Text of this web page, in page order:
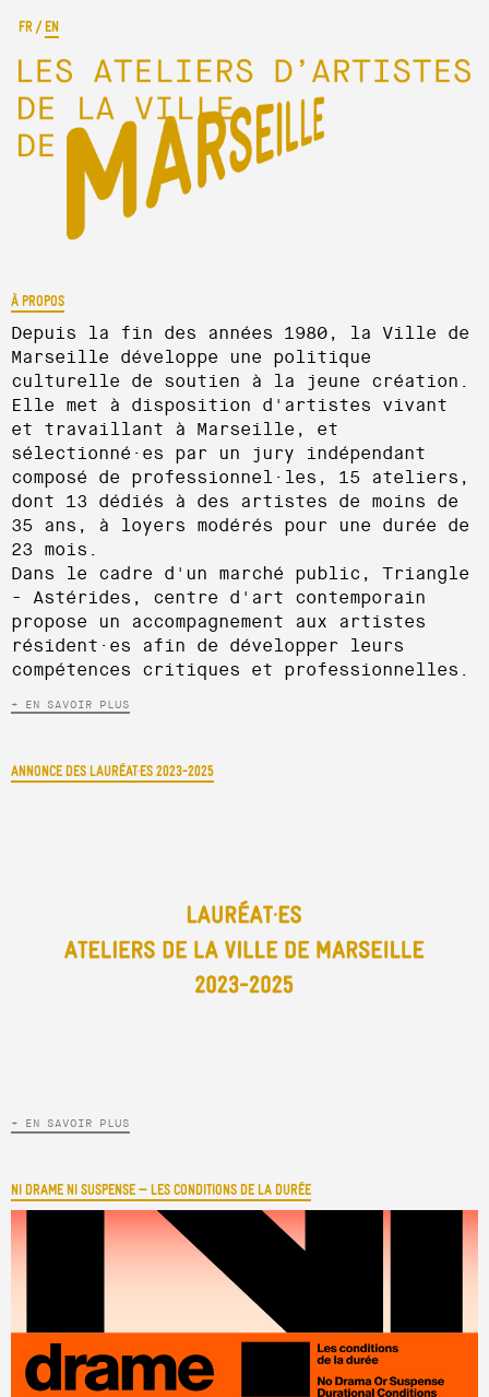
FR / EN
À PROPOS
Depuis la fin des années 1980, la Ville de
Marseille développe une politique
culturelle de soutien à la jeune création.
Elle met à disposition d'artistes vivant
et travaillant à Marseille, et
sélectionné·es par un jury indépendant
composé de professionnel·les, 15 ateliers,
dont 13 dédiés à des artistes de moins de
35 ans, à loyers modérés pour une durée de
23 mois.
Dans le cadre d'un marché public, Triangle
- Astérides, centre d'art contemporain
propose un accompagnement aux artistes
résident·es afin de développer leurs
compétences critiques et professionnelles.
+ EN SAVOIR PLUS
ANNONCE DES LAURÉAT·ES 2023-2025
+ EN SAVOIR PLUS
NI DRAME NI SUSPENSE — LES CONDITIONS DE LA DURÉE